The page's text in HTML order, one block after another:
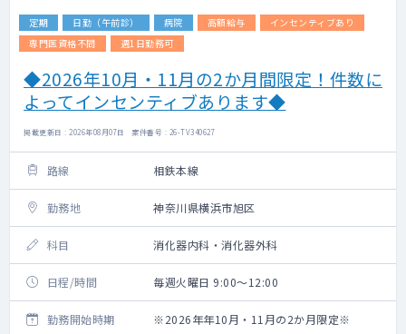
定期 日勤（午前診） 病院 高額給与
インセンティブあり
専門医資格不問
週1日勤務可
◆2026年10月・11月の2か月間限定！件数に
よってインセンティブあります◆
掲載更新日 : 2026年08月07日 案件番号 : 26-TV340627
路線 相鉄本線
勤務地 神奈川県横浜市旭区
科目 消化器内科・消化器外科
日程/時間 毎週火曜日 9:00～12:00
勤務開始時期 ※2026年年10月・11月の2か月限定※